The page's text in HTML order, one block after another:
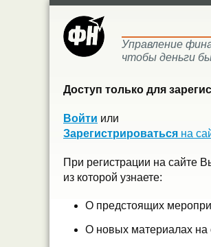
Управление
чтобы деньги
Доступ только для
Войти или
Зарегистрироваться на
При регистрации на сайте
из которой узнаете:
О предстоящих
О новых материалах на